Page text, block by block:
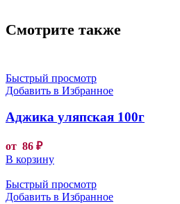
Смотрите также
Быстрый просмотр
Добавить в Избранное
Аджика уляпская 100г
от 86 ₽
В корзину
Быстрый просмотр
Добавить в Избранное